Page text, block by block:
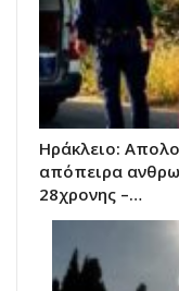
Ηράκλειο:
απόπειρα
28χρονης –…